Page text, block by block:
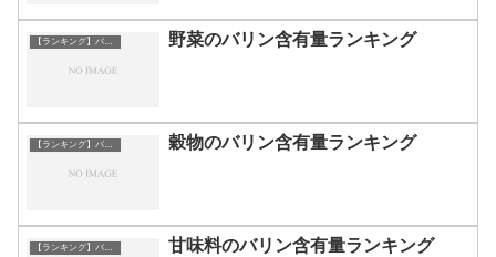
【ランキング】バリン 野菜のバリン含有量ランキング
【ランキング】バリン 穀物のバリン含有量ランキング
【ランキング】バリン 甘味料のバリン含有量ランキング